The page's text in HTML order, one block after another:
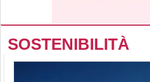
SOSTENIBILITÀ